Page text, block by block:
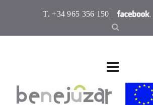
T. +34 965 356 150 |